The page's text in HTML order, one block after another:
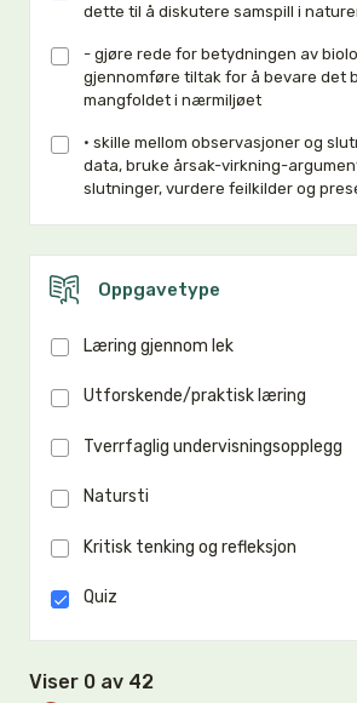
dette til å diskutere samspill i
- gjøre rede for betydningen av
gjennomføre tiltak for å bevare det
mangfoldet i nærmiljøet
• skille mellom observasjoner og
data, bruke årsak-virkning-
slutninger, vurdere feilkilder og
Oppgavetype
Læring gjennom lek
Utforskende/praktisk læring
Tverrfaglig undervisningsopplegg
Natursti
Kritisk tenking og refleksjon
Quiz
Viser 0 av 42